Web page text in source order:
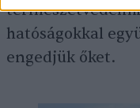
hatóságokkal
engedjük őket.